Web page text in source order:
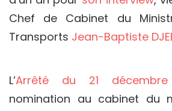
Chef de Cabinet du
Transports Jean-Baptiste
L’Arrêté du 21 décembre
nomination au cabinet du